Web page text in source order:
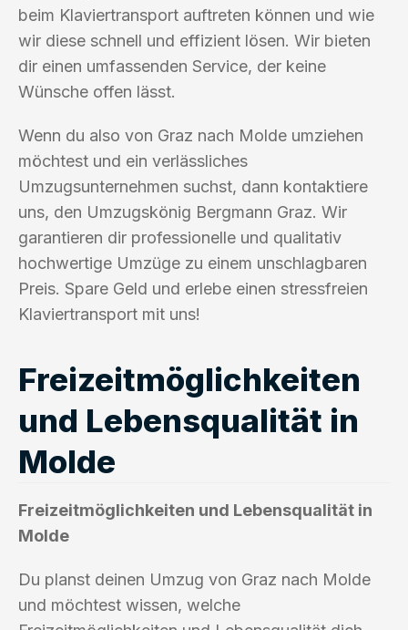
beim Klaviertransport auftreten können und wie
wir diese schnell und effizient lösen. Wir bieten
dir einen umfassenden Service, der keine
Wünsche offen lässt.
Wenn du also von Graz nach Molde umziehen
möchtest und ein verlässliches
Umzugsunternehmen suchst, dann kontaktiere
uns, den Umzugskönig Bergmann Graz. Wir
garantieren dir professionelle und qualitativ
hochwertige Umzüge zu einem unschlagbaren
Preis. Spare Geld und erlebe einen stressfreien
Klaviertransport mit uns!
Freizeitmöglichkeiten
und Lebensqualität in
Molde
Freizeitmöglichkeiten und Lebensqualität in
Molde
Du planst deinen Umzug von Graz nach Molde
und möchtest wissen, welche